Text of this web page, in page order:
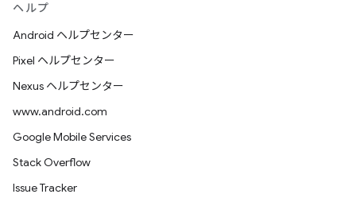
ヘルプ
Android ヘルプセンター
Pixel ヘルプセンター
Nexus ヘルプセンター
www.android.com
Google Mobile Services
Stack Overflow
Issue Tracker